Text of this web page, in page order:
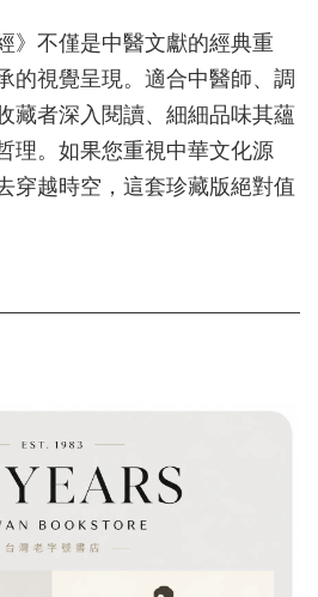
》不僅是中醫文獻的經典重
的視覺呈現。適合中醫師、調
藏者深入閱讀、細細品味其蘊
理。如果您重視中華文化源
穿越時空，這套珍藏版絕對值